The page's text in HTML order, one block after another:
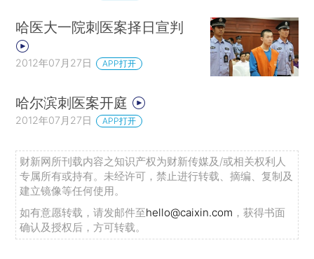
哈医大一院刺医案择日宣判
2012年07月27日 APP打开
哈尔滨刺医案开庭
2012年07月27日 APP打开
财新网所刊载内容之知识产权为财新传媒及/或相关权利人
专属所有或持有。未经许可，禁止进行转载、摘编、复制及
建立镜像等任何使用。
如有意愿转载，请发邮件至hello@caixin.com ，获得书面
确认及授权后，方可转载。